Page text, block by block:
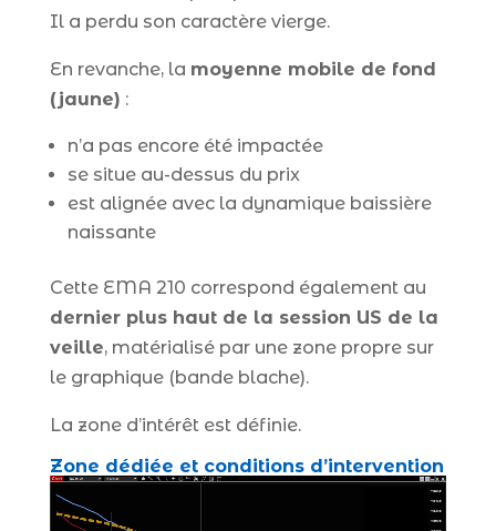
Il a perdu son caractère vierge.
En revanche, la moyenne mobile de fond
(jaune) :
n’a pas encore été impactée
se situe au-dessus du prix
est alignée avec la dynamique baissière
naissante
Cette EMA 210 correspond également au
dernier plus haut de la session US de la
veille, matérialisé par une zone propre sur
le graphique (bande blache).
La zone d’intérêt est définie.
Zone dédiée et conditions d’intervention